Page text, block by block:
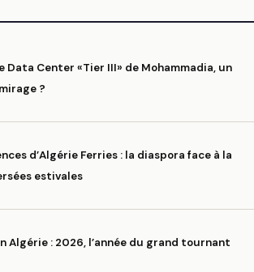
Data Center «Tier III» de Mohammadia, un
?
d’Algérie Ferries : la diaspora face à la
estivales
Algérie : 2026, l’année du grand tournant